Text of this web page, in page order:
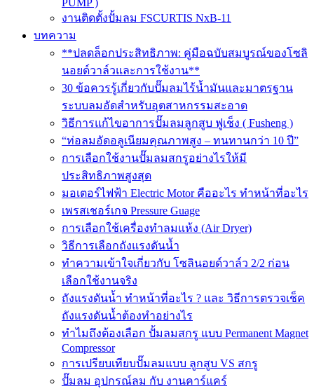
PUMP )
งานติดตั้งปั้มลม FSCURTIS NxB-11
บทความ
**ปลดล็อกประสิทธิภาพ: คู่มือฉบับสมบูรณ์ของโซลิ
นอยด์วาล์วและการใช้งาน**
30 ข้อควรรู้เกี่ยวกับปั๊มลมไร้น้ำมันและมาตรฐาน
ระบบลมอัดสำหรับอุตสาหกรรมสะอาด
วิธีการแก้ไขอาการปั๊มลมลูกสูบ ฟูเช็ง ( Fusheng )
“ท่อลมอัดอลูเนียมคุณภาพสูง – ทนทานกว่า 10 ปี”
การเลือกใช้งานปั๊มลมสกรูอย่างไรให้มี
ประสิทธิภาพสูงสุด
มอเตอร์ไฟฟ้า Electric Motor คืออะไร ทำหน้าที่อะไร
เพรสเชอร์เกจ Pressure Guage
การเลือกใช้เครื่องทำลมแห้ง (Air Dryer)
วิธีการเลือกถังแรงดันน้ำ
ทำความเข้าใจเกี่ยวกับ โซลินอยด์วาล์ว 2/2 ก่อน
เลือกใช้งานจริง
ถังแรงดันน้ำ ทำหน้าที่อะไร ? และ วิธีการตรวจเช็ค
ถังแรงดันน้ำต้องทำอย่างไร
ทำไมถึงต้องเลือก ปั้มลมสกรู แบบ Permanent Magnet
Compressor
การเปรียบเทียบปั๊มลมแบบ ลูกสูบ VS สกรู
ปั๊มลม อุปกรณ์ลม กับ งานคาร์แคร์